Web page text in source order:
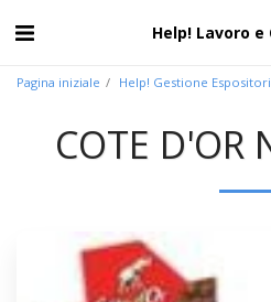
Help! Lavoro e
Pagina iniziale Help! Gestione
COTE D'OR